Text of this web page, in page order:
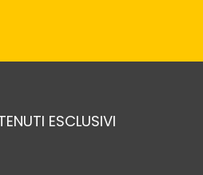
ESCLUSIVI